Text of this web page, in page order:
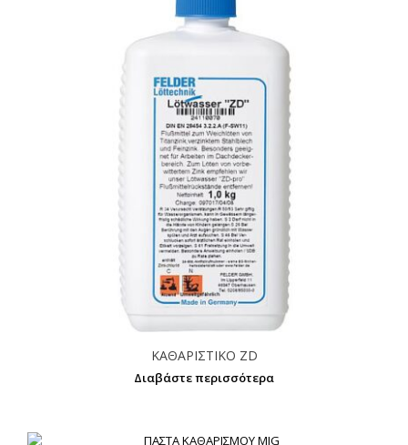
ΚΑΘΑΡΙΣΤΙΚΟ ZD
Διαβάστε περισσότερα